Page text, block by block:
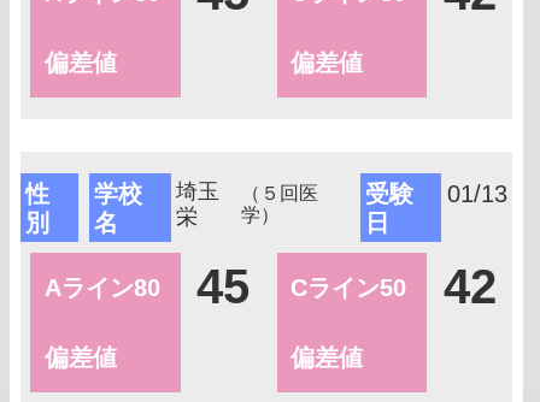
偏差値 偏差値
性
別
学校
名
埼玉
栄
（５回医
学）
受験
日
01/13
Aライン80
偏差値
45 Cライン50
偏差値
42